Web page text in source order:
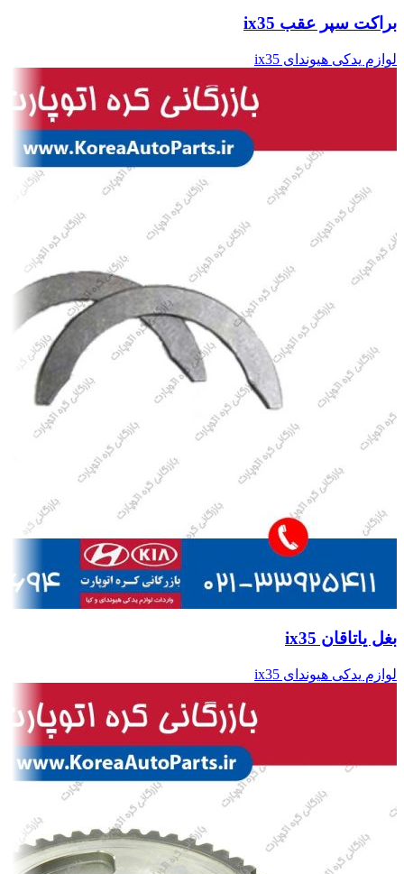
براکت سپر عقب ix35
لوازم یدکی هیوندای ix35
بغل یاتاقان ix35
لوازم یدکی هیوندای ix35